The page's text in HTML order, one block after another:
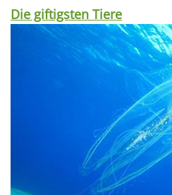
Die giftigsten Tiere